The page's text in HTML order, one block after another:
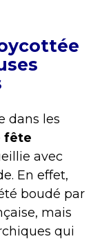
dans les
fête
avec
En effet,
boudé par
mais
qui